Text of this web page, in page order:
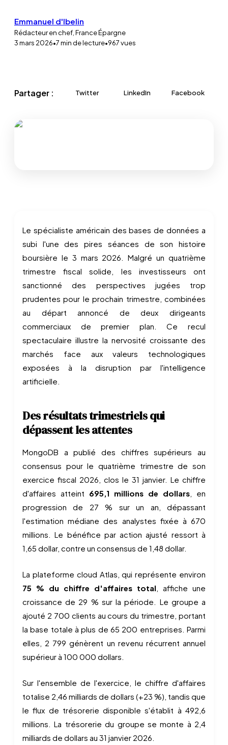
Emmanuel d'Ibelin
Rédacteur en chef, France Épargne
3 mars 2026•7min de lecture•967vues
Partager : Twitter LinkedIn Facebook
Le spécialiste américain des bases de données a
subi l'une des pires séances de son histoire
boursière le 3 mars 2026. Malgré un quatrième
trimestre fiscal solide, les investisseurs ont
sanctionné des perspectives jugées trop
prudentes pour le prochain trimestre, combinées
au départ annoncé de deux dirigeants
commerciaux de premier plan. Ce recul
spectaculaire illustre la nervosité croissante des
marchés face aux valeurs technologiques
exposées à la disruption par l'intelligence
artificielle.
Des résultats trimestriels qui
dépassent les attentes
MongoDB a publié des chiffres supérieurs au
consensus pour le quatrième trimestre de son
exercice fiscal 2026, clos le 31 janvier. Le chiffre
d'affaires atteint 695,1 millions de dollars, en
progression de 27 % sur un an, dépassant
l'estimation médiane des analystes fixée à 670
millions. Le bénéfice par action ajusté ressort à
1,65 dollar, contre un consensus de 1,48 dollar.
La plateforme cloud Atlas, qui représente environ
75 % du chiffre d'affaires total, affiche une
croissance de 29 % sur la période. Le groupe a
ajouté 2 700 clients au cours du trimestre, portant
la base totale à plus de 65 200 entreprises. Parmi
elles, 2 799 génèrent un revenu récurrent annuel
supérieur à 100 000 dollars.
Sur l'ensemble de l'exercice, le chiffre d'affaires
totalise 2,46 milliards de dollars (+23 %), tandis que
le flux de trésorerie disponible s'établit à 492,6
millions. La trésorerie du groupe se monte à 2,4
milliards de dollars au 31 janvier 2026.